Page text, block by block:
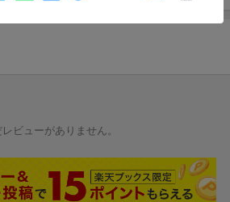
レビューがありません。